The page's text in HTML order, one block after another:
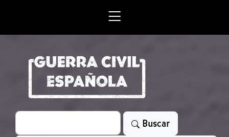
Search
Buscar